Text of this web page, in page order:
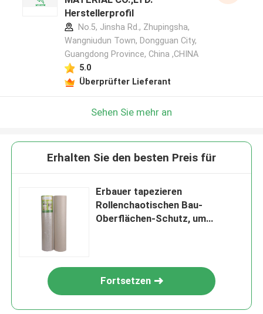
Herstellerprofil
No.5, Jinsha Rd., Zhupingsha,
Wangniudun Town, Dongguan City,
Guangdong Province, China ,CHINA
5.0
Überprüfter Lieferant
Sehen Sie mehr an
Erhalten Sie den besten Preis für
Erbauer tapezieren
Rollenchaotischen Bau-
Oberflächen-Schutz, um
Fortsetzen